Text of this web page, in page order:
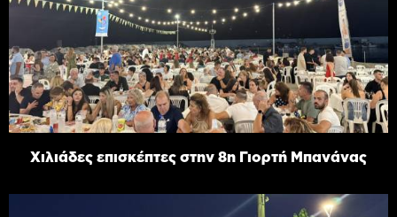
Χιλιάδες επισκέπτες στην 8η Γιορτή Μπανάνας